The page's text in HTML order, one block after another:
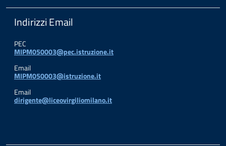
Indirizzi Email
PEC
MIPM050003@pec.istruzione.it
Email
MIPM050003@istruzione.it
Email
dirigente@liceovirgiliomilano.it